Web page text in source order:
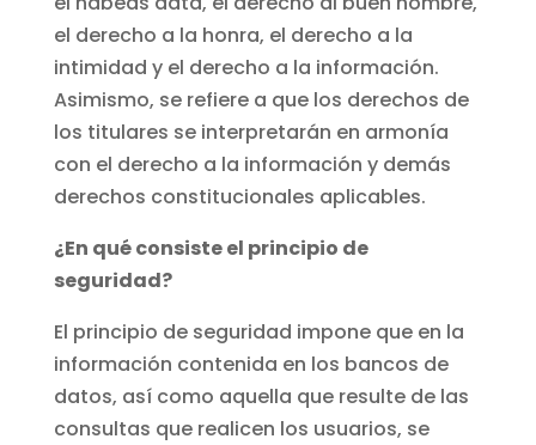
el derecho a la honra, el derecho a la
intimidad y el derecho a la información.
Asimismo, se refiere a que los derechos de
los titulares se interpretarán en armonía
con el derecho a la información y demás
derechos constitucionales aplicables.
¿En qué consiste el principio de
seguridad?
El principio de seguridad impone que en la
información contenida en los bancos de
datos, así como aquella que resulte de las
consultas que realicen los usuarios, se